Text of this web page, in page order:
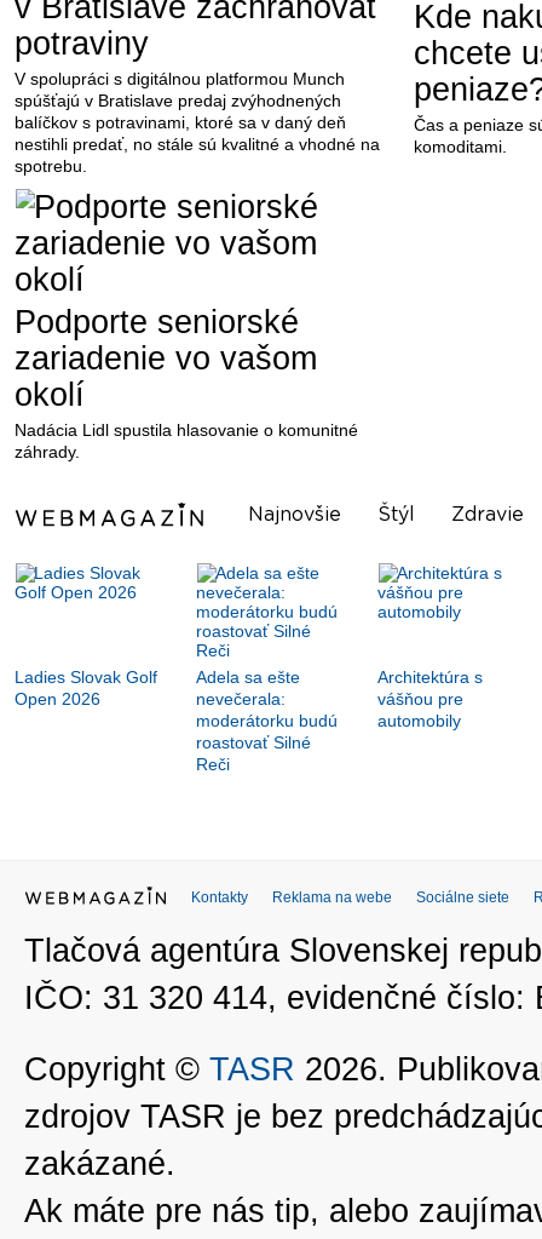
v Bratislave zachraňovať
potraviny
V spolupráci s digitálnou platformou Munch
spúšťajú v Bratislave predaj zvýhodnených
balíčkov s potravinami, ktoré sa v daný deň
nestihli predať, no stále sú kvalitné a vhodné na
spotrebu.
Podporte seniorské
zariadenie vo vašom
okolí
Nadácia Lidl spustila hlasovanie o komunitné
záhrady.
Kde
chcete
Čas a peniaze
komoditami.
Najnovšie Štýl Zdravie
Ladies Slovak Golf
Open 2026
Adela sa ešte
nevečerala:
moderátorku budú
roastovať Silné
Reči
Architektúra s
vášňou pre
automobily
Kontakty Reklama na webe Sociálne siete
Tlačová agentúra Slovenskej
IČO: 31 320 414, evidenčné číslo:
Copyright © TASR 2026.
zdrojov TASR je bez
zakázané.
Ak máte pre nás tip, alebo